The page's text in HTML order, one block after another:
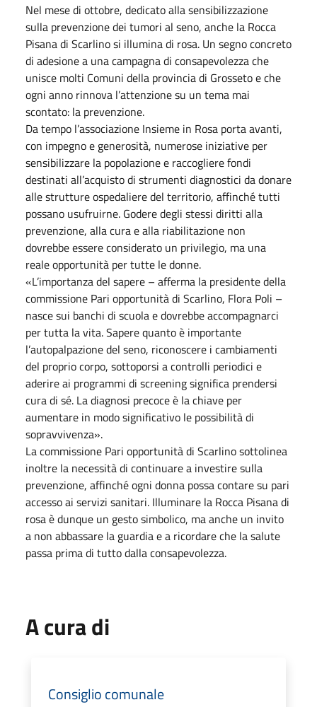
Nel mese di ottobre, dedicato alla sensibilizzazione
sulla prevenzione dei tumori al seno, anche la Rocca
Pisana di Scarlino si illumina di rosa. Un segno concreto
di adesione a una campagna di consapevolezza che
unisce molti Comuni della provincia di Grosseto e che
ogni anno rinnova l’attenzione su un tema mai
scontato: la prevenzione.
Da tempo l’associazione Insieme in Rosa porta avanti,
con impegno e generosità, numerose iniziative per
sensibilizzare la popolazione e raccogliere fondi
destinati all’acquisto di strumenti diagnostici da donare
alle strutture ospedaliere del territorio, affinché tutti
possano usufruirne. Godere degli stessi diritti alla
prevenzione, alla cura e alla riabilitazione non
dovrebbe essere considerato un privilegio, ma una
reale opportunità per tutte le donne.
«L’importanza del sapere – afferma la presidente della
commissione Pari opportunità di Scarlino, Flora Poli –
nasce sui banchi di scuola e dovrebbe accompagnarci
per tutta la vita. Sapere quanto è importante
l’autopalpazione del seno, riconoscere i cambiamenti
del proprio corpo, sottoporsi a controlli periodici e
aderire ai programmi di screening significa prendersi
cura di sé. La diagnosi precoce è la chiave per
aumentare in modo significativo le possibilità di
sopravvivenza».
La commissione Pari opportunità di Scarlino sottolinea
inoltre la necessità di continuare a investire sulla
prevenzione, affinché ogni donna possa contare su pari
accesso ai servizi sanitari. Illuminare la Rocca Pisana di
rosa è dunque un gesto simbolico, ma anche un invito
a non abbassare la guardia e a ricordare che la salute
passa prima di tutto dalla consapevolezza.
A cura di
Consiglio comunale